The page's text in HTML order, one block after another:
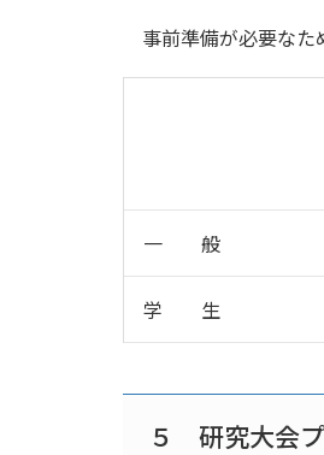
事前準備が必要なた
一 般
学 生
５ 研究大会